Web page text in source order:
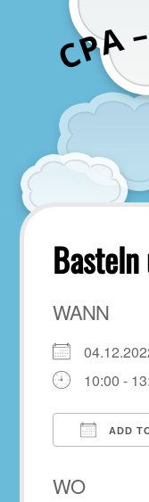
CPA–
WANN
10:00 -
ADD
WO